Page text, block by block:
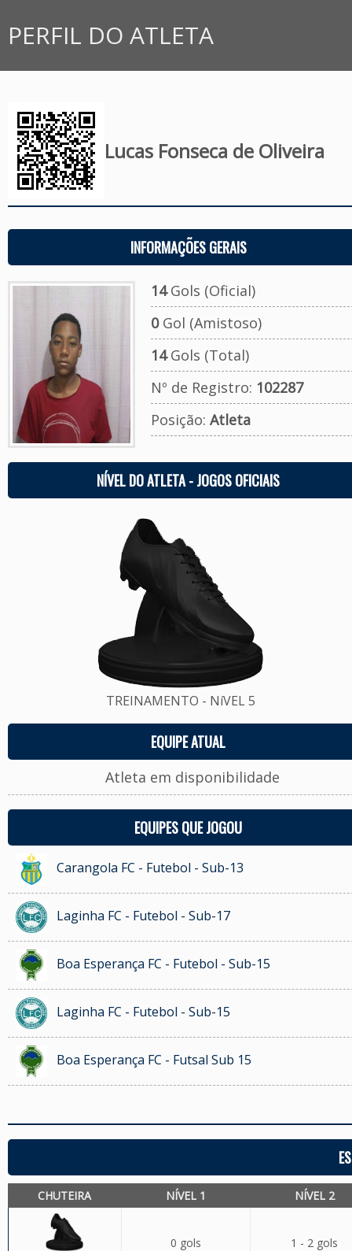
PERFIL DO ATLETA
Lucas Fonseca de Oliveira
INFORMAÇÕES GERAIS
14Gols (Oficial)
0Gol (Amistoso)
14Gols (Total)
Nº de Registro: 102287
Posição: Atleta
NÍVEL DO ATLETA - JOGOS OFICIAIS
TREINAMENTO - NíVEL 5
EQUIPE ATUAL
Atleta em disponibilidade
EQUIPES QUE JOGOU
Carangola FC - Futebol - Sub-13
Laginha FC - Futebol - Sub-17
Boa Esperança FC - Futebol - Sub-15
Laginha FC - Futebol - Sub-15
Boa Esperança FC - Futsal Sub 15
CHUTEIRA NÍVEL 1 NÍVEL 2
0 gols 1 - 2 gols